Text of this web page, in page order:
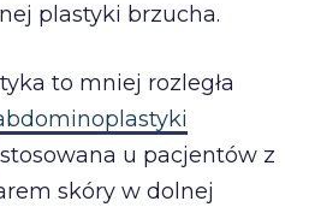
plastyki brzucha.
to mniej rozległa
u pacjentów z
skóry w dolnej